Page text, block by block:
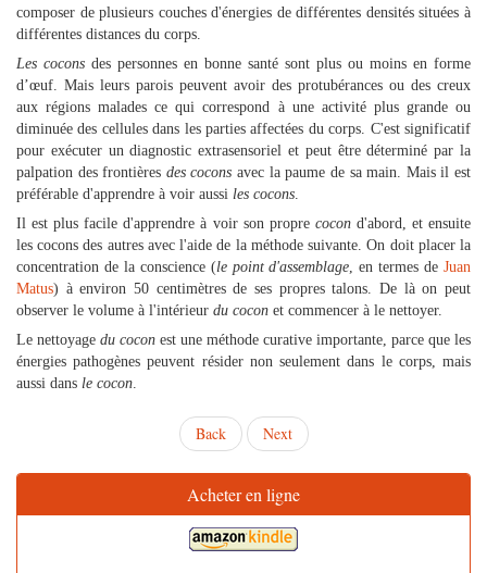
composer de plusieurs couches d'énergies de différentes densités situées à
différentes distances du corps.
Les cocons des personnes en bonne santé sont plus ou moins en forme
d’œuf. Mais leurs parois peuvent avoir des protubérances ou des creux
aux régions malades ce qui correspond à une activité plus grande ou
diminuée des cellules dans les parties affectées du corps. C'est significatif
pour exécuter un diagnostic extrasensoriel et peut être déterminé par la
palpation des frontières des cocons avec la paume de sa main. Mais il est
préférable d'apprendre à voir aussi les cocons.
Il est plus facile d'apprendre à voir son propre cocond'abord, et ensuite
les cocons des autres avec l'aide de la méthode suivante. On doit placer la
concentration de la conscience (le point d'assemblage, en termes deJuan
Matus) à environ 50 centimètres de ses propres talons. De là on peut
observer le volume à l'intérieur du cocon et commencer à le nettoyer.
Le nettoyage du cocon est une méthode curative importante, parce que les
énergies pathogènes peuvent résider non seulement dans le corps, mais
aussi dans le cocon.
Back Next
Acheter en ligne